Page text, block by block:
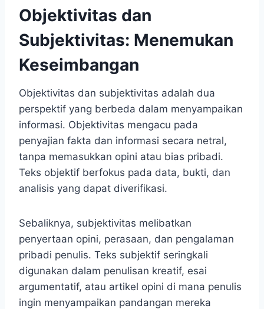
Objektivitas dan
Subjektivitas: Menemukan
Keseimbangan
Objektivitas dan subjektivitas adalah dua
perspektif yang berbeda dalam menyampaikan
informasi. Objektivitas mengacu pada
penyajian fakta dan informasi secara netral,
tanpa memasukkan opini atau bias pribadi.
Teks objektif berfokus pada data, bukti, dan
analisis yang dapat diverifikasi.
Sebaliknya, subjektivitas melibatkan
penyertaan opini, perasaan, dan pengalaman
pribadi penulis. Teks subjektif seringkali
digunakan dalam penulisan kreatif, esai
argumentatif, atau artikel opini di mana penulis
ingin menyampaikan pandangan mereka